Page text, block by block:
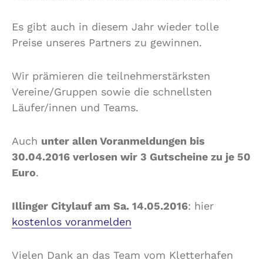
Es gibt auch in diesem Jahr wieder tolle
Preise unseres Partners zu gewinnen.
Wir prämieren die teilnehmerstärksten
Vereine/Gruppen sowie die schnellsten
Läufer/innen und Teams.
Auch unter allen Voranmeldungen bis
30.04.2016 verlosen wir 3 Gutscheine zu je 50
Euro.
Illinger Citylauf am Sa. 14.05.2016: hier
kostenlos voranmelden
Vielen Dank an das Team vom Kletterhafen